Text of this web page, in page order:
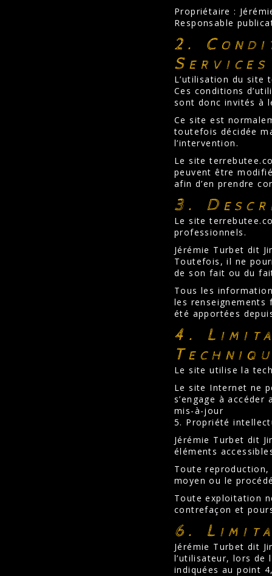
Propriétaire :
Responsable
2.
L’utilisation du site
Ces conditions
sont donc invités à
Ce site est
toutefois décidée
l’intervention.
Le site
peuvent être
afin d’en prendre
3.
Le site
professionnels.
Jérémie Turbet dit
Toutefois, il ne
de son fait ou du
Tous les
les
été apportées
4.
Le site utilise la
Le site Internet ne
s’engage à
mis-à-jour
5. Propriété
Jérémie Turbet dit
éléments
Toute
moyen ou le
Toute exploitation
contrefaçon et
6.
Jérémie Turbet dit
l’utilisateur, lors de
indiquées au point